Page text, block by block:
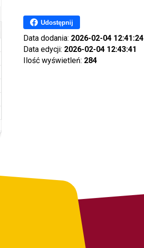
Udostępnij
Data dodania: 2026-02-04 12:41:24
Data edycji: 2026-02-04 12:43:41
Ilość wyświetleń: 284